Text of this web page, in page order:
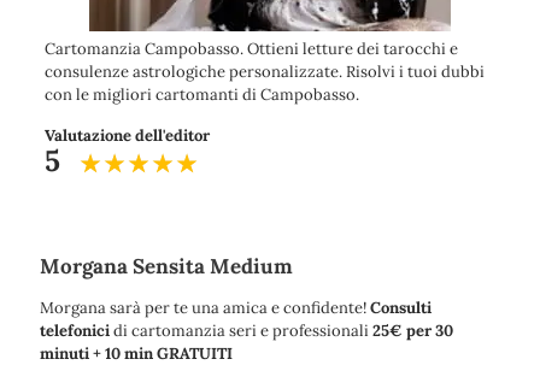
Cartomanzia Campobasso. Ottieni letture dei tarocchi e
consulenze astrologiche personalizzate. Risolvi i tuoi dubbi
con le migliori cartomanti di Campobasso.
Valutazione dell'editor
5
Morgana Sensita Medium
Morgana sarà per te una amica e confidente!Consulti
telefonicidi cartomanzia seri e professionali25€ per 30
minuti + 10 min GRATUITI